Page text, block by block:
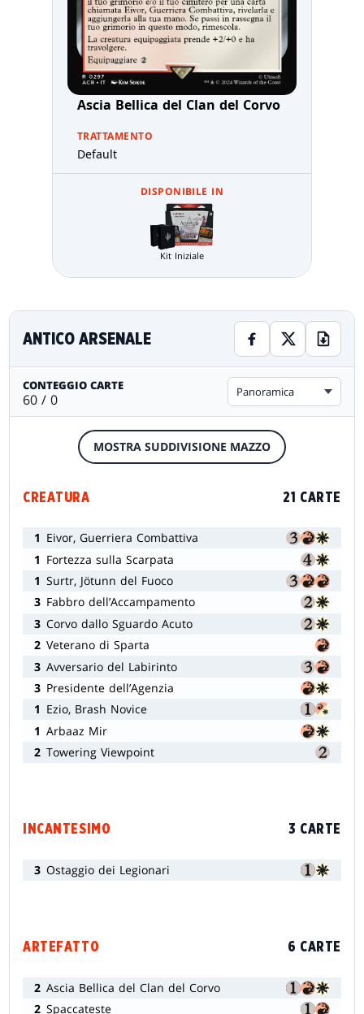
Ascia Bellica del Clan del Corvo
TRATTAMENTO
Default
DISPONIBILE IN
Kit Iniziale
ANTICO ARSENALE
CONTEGGIO CARTE
60 / 0 Panoramica
MOSTRA SUDDIVISIONE MAZZO
CREATURA 21 CARTE
1 Eivor, Guerriera Combattiva
1 Fortezza sulla Scarpata
1 Surtr, Jötunn del Fuoco
3 Fabbro dell’Accampamento
3 Corvo dallo Sguardo Acuto
2 Veterano di Sparta
3 Avversario del Labirinto
3 Presidente dell’Agenzia
1 Ezio, Brash Novice
1 Arbaaz Mir
2 Towering Viewpoint
INCANTESIMO 3 CARTE
3 Ostaggio dei Legionari
ARTEFATTO 6 CARTE
2 Ascia Bellica del Clan del Corvo
2 Spaccateste